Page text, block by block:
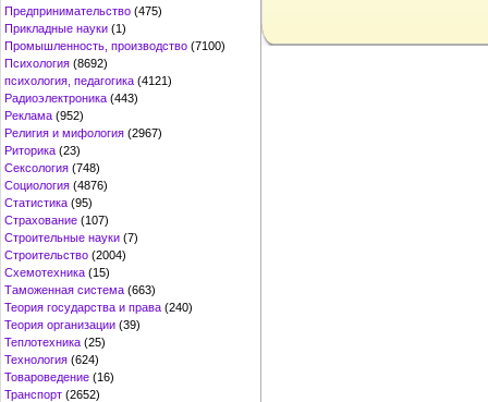
Предпринимательство (475)
Прикладные науки (1)
Промышленность, производство (7100)
Психология (8692)
психология, педагогика (4121)
Радиоэлектроника (443)
Реклама (952)
Религия и мифология (2967)
Риторика (23)
Сексология (748)
Социология (4876)
Статистика (95)
Страхование (107)
Строительные науки (7)
Строительство (2004)
Схемотехника (15)
Таможенная система (663)
Теория государства и права (240)
Теория организации (39)
Теплотехника (25)
Технология (624)
Товароведение (16)
Транспорт (2652)